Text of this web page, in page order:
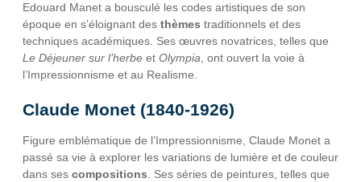
Edouard Manet a bousculé les codes artistiques de son
époque en s’éloignant des thèmes traditionnels et des
techniques académiques. Ses œuvres novatrices, telles que
Le Déjeuner sur l’herbe et Olympia , ont ouvert la voie à
l’Impressionnisme et au Realisme.
Claude Monet (1840-1926)
Figure emblématique de l’Impressionnisme, Claude Monet a
passé sa vie à explorer les variations de lumière et de couleur
dans ses compositions . Ses séries de peintures, telles que